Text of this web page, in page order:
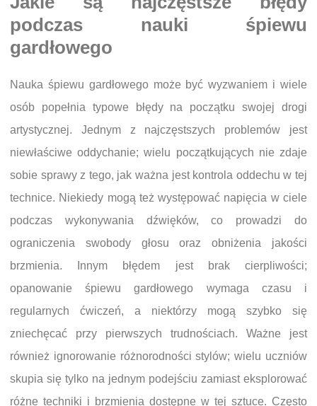
podczas nauki śpiewu
gardłowego
Nauka śpiewu gardłowego może być wyzwaniem i wiele
osób popełnia typowe błędy na początku swojej drogi
artystycznej. Jednym z najczęstszych problemów jest
niewłaściwe oddychanie; wielu początkujących nie zdaje
sobie sprawy z tego, jak ważna jest kontrola oddechu w tej
technice. Niekiedy mogą też występować napięcia w ciele
podczas wykonywania dźwięków, co prowadzi do
ograniczenia swobody głosu oraz obniżenia jakości
brzmienia. Innym błędem jest brak cierpliwości;
opanowanie śpiewu gardłowego wymaga czasu i
regularnych ćwiczeń, a niektórzy mogą szybko się
zniechęcać przy pierwszych trudnościach. Ważne jest
również ignorowanie różnorodności stylów; wielu uczniów
skupia się tylko na jednym podejściu zamiast eksplorować
różne techniki i brzmienia dostępne w tej sztuce. Często